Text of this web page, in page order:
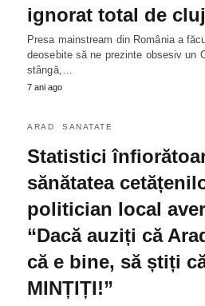
ignorat total de
Presa mainstream din România a
deosebite să ne prezinte obsesiv un
stângă,…
7 ani ago
ARAD SANATATE
Statistici
sănătatea
politician local
“Dacă auziți că
că e bine, să știți
MINȚIȚI!”